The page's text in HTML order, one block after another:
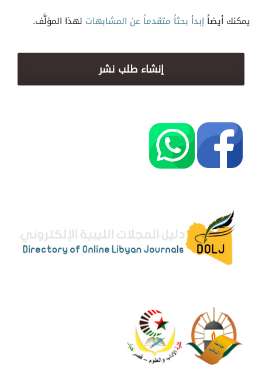
يمكنك أيضاًإبدأ بحثاً متقدماً عن المشابهات لهذا المؤلَّف.
إنشاء طلب نشر